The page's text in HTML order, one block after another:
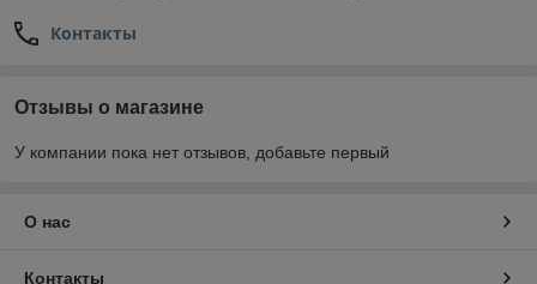
Контакты
Отзывы о магазине
У компании пока нет отзывов, добавьте первый
О нас
Контакты